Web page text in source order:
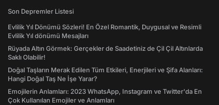
Son Depremler Listesi
Evlilik Yıl Dönümü Sözleri! En Özel Romantik, Duygusal ve Resimli
Evlilik Yıl dönümü Mesajları
Rüyada Altın Görmek: Gerçekler de Saadetiniz de Çil Çil Altınlarda
Saklı Olabilir!
Doğal Taşların Merak Edilen Tüm Etkileri, Enerjileri ve Şifa Alanları:
Hangi Doğal Taş Ne İşe Yarar?
Emojilerin Anlamları: 2023 WhatsApp, Instagram ve Twitter'da En
Çok Kullanılan Emojiler ve Anlamları